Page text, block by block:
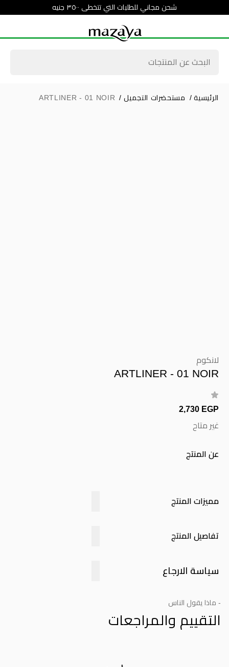
شحن مجاني للطلبات التي تتخطى ٣٥٠٠ جنيه
الرئيسية / مستحضرات التجميل /
ARTLINER - 01 NOIR
لانكوم
ARTLINER - 01 NOIR
2,730 EGP
غير متاح
عن المنتج
مميزات المنتج
تفاصيل المنتج
سياسة الارجاع
- ماذا يقول الناس
التقييم والمراجعات